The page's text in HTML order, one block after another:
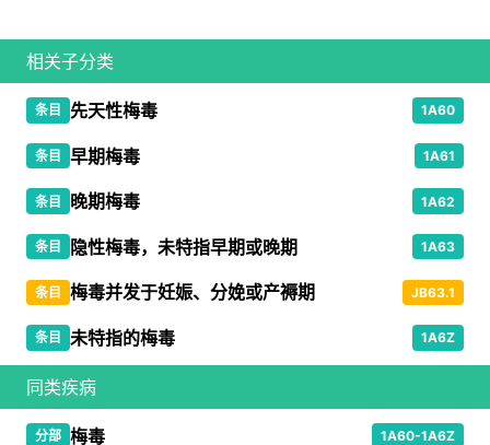
相关子分类
条目 先天性梅毒 1A60
条目 早期梅毒 1A61
条目 晚期梅毒 1A62
条目 隐性梅毒，未特指早期或晚期 1A63
条目 梅毒并发于妊娠、分娩或产褥期 JB63.1
条目 未特指的梅毒 1A6Z
同类疾病
分部 梅毒 1A60-1A6Z